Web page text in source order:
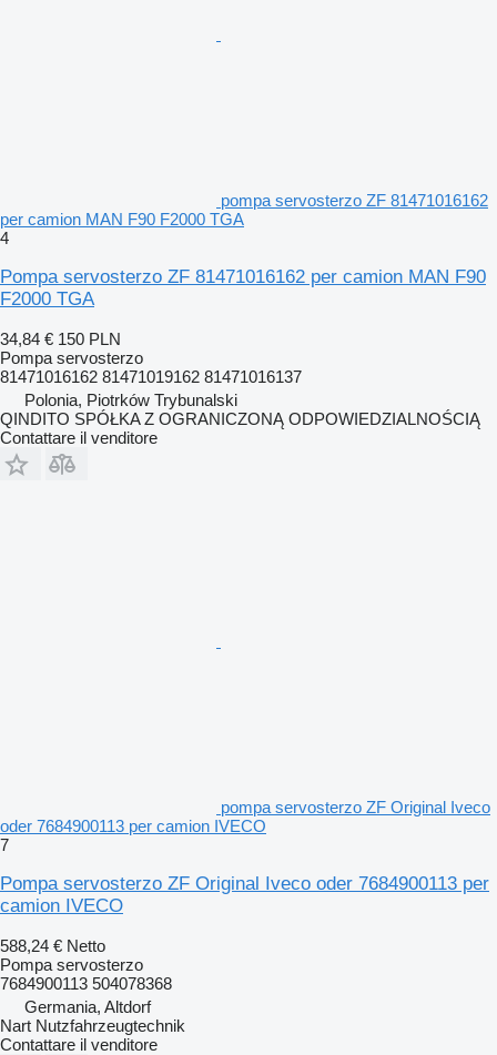
pompa servosterzo ZF 81471016162
per camion MAN F90 F2000 TGA
4
Pompa servosterzo ZF 81471016162 per camion MAN F90
F2000 TGA
34,84 € 150 PLN
Pompa servosterzo
81471016162 81471019162 81471016137
Polonia, Piotrków Trybunalski
QINDITO SPÓŁKA Z OGRANICZONĄ ODPOWIEDZIALNOŚCIĄ
Contattare il venditore
pompa servosterzo ZF Original Iveco
oder 7684900113 per camion IVECO
7
Pompa servosterzo ZF Original Iveco oder 7684900113 per
camion IVECO
588,24 € Netto
Pompa servosterzo
7684900113 504078368
Germania, Altdorf
Nart Nutzfahrzeugtechnik
Contattare il venditore